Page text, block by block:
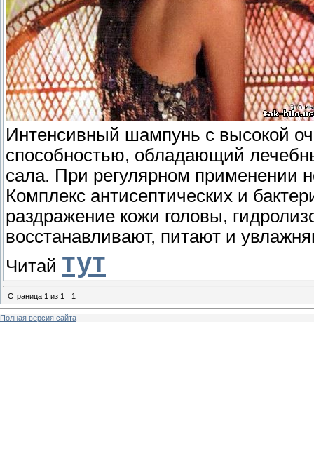
Интенсивный шампунь с высокой
способностью, обладающий
сала. При регулярном применении
Комплекс антисептических и
раздражение кожи головы,
восстанавливают, питают и
Читай тут
Страница 1 из 1 1
Полная версия сайта